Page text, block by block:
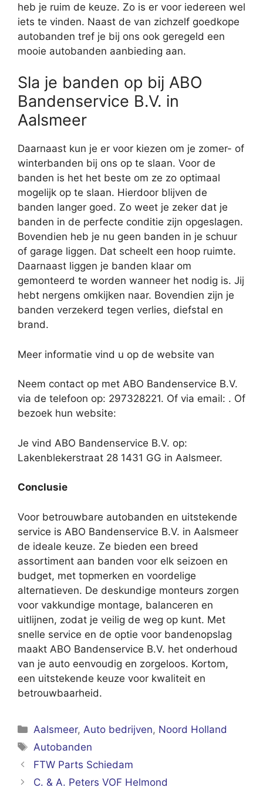
heb je ruim de keuze. Zo is er voor iedereen wel
iets te vinden. Naast de van zichzelf goedkope
autobanden tref je bij ons ook geregeld een
mooie autobanden aanbieding aan.
Sla je banden op bij ABO
Bandenservice B.V. in
Aalsmeer
Daarnaast kun je er voor kiezen om je zomer- of
winterbanden bij ons op te slaan. Voor de
banden is het het beste om ze zo optimaal
mogelijk op te slaan. Hierdoor blijven de
banden langer goed. Zo weet je zeker dat je
banden in de perfecte conditie zijn opgeslagen.
Bovendien heb je nu geen banden in je schuur
of garage liggen. Dat scheelt een hoop ruimte.
Daarnaast liggen je banden klaar om
gemonteerd te worden wanneer het nodig is. Jij
hebt nergens omkijken naar. Bovendien zijn je
banden verzekerd tegen verlies, diefstal en
brand.
Meer informatie vind u op de website van
Neem contact op met ABO Bandenservice B.V.
via de telefoon op: 297328221. Of via email: . Of
bezoek hun website:
Je vind ABO Bandenservice B.V. op:
Lakenblekerstraat 28 1431 GG in Aalsmeer.
Conclusie
Voor betrouwbare autobanden en uitstekende
service is ABO Bandenservice B.V. in Aalsmeer
de ideale keuze. Ze bieden een breed
assortiment aan banden voor elk seizoen en
budget, met topmerken en voordelige
alternatieven. De deskundige monteurs zorgen
voor vakkundige montage, balanceren en
uitlijnen, zodat je veilig de weg op kunt. Met
snelle service en de optie voor bandenopslag
maakt ABO Bandenservice B.V. het onderhoud
van je auto eenvoudig en zorgeloos. Kortom,
een uitstekende keuze voor kwaliteit en
betrouwbaarheid.
Categorieën
Aalsmeer, Auto bedrijven, Noord Holland
Tags
Autobanden
FTW Parts Schiedam
C. & A. Peters VOF Helmond